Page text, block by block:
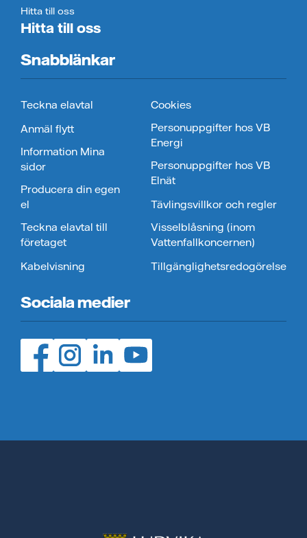
Hitta till oss
Hitta till oss
Snabblänkar
Teckna elavtal
Anmäl flytt
Information Mina
sidor
Producera din egen
el
Teckna elavtal till
företaget
Kabelvisning
Cookies
Personuppgifter hos VB
Energi
Personuppgifter hos VB
Elnät
Tävlingsvillkor och regler
Visselblåsning (inom
Vattenfallkoncernen)
Tillgänglighetsredogörelse
Sociala medier
Facebook (öppnas i ny flik)
Instagram (öppnas i ny flik)
LinedIn (öppnas i ny flik)